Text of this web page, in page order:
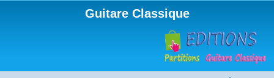
Guitare Classique